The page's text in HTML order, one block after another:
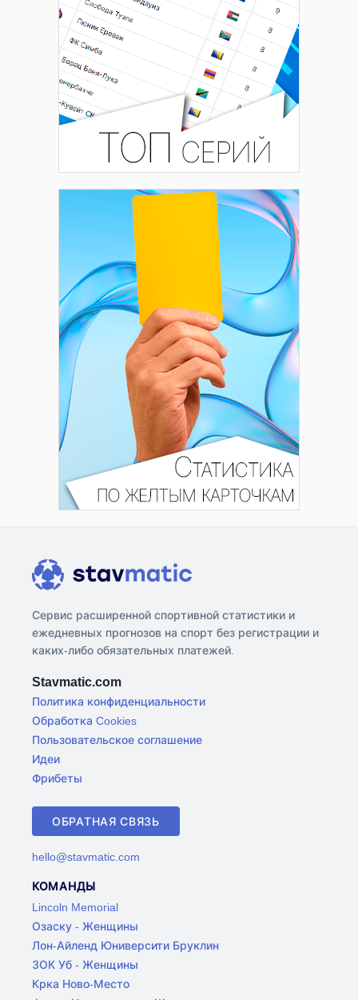
Сервис расширенной спортивной статистики и
ежедневных прогнозов на спорт без регистрации и
каких-либо обязательных платежей.
Stavmatic.com
Политика конфиденциальности
Обработка Cookies
Пользовательское соглашение
Идеи
Фрибеты
ОБРАТНАЯ СВЯЗЬ
hello@stavmatic.com
КОМАНДЫ
Lincoln Memorial
Озаску - Женщины
Лон-Айленд Юниверсити Бруклин
ЗОК Уб - Женщины
Крка Ново-Место